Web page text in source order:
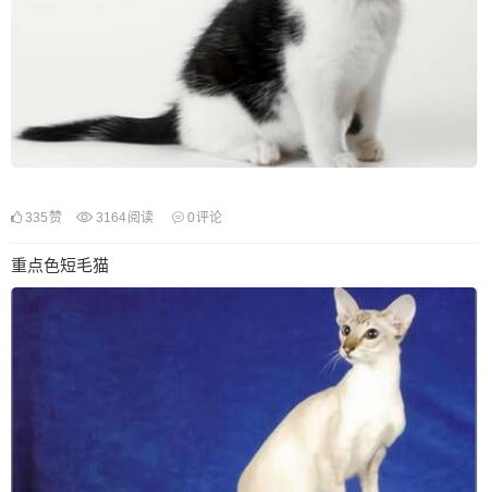
335 赞 3164阅读 0评论
重点色短毛猫